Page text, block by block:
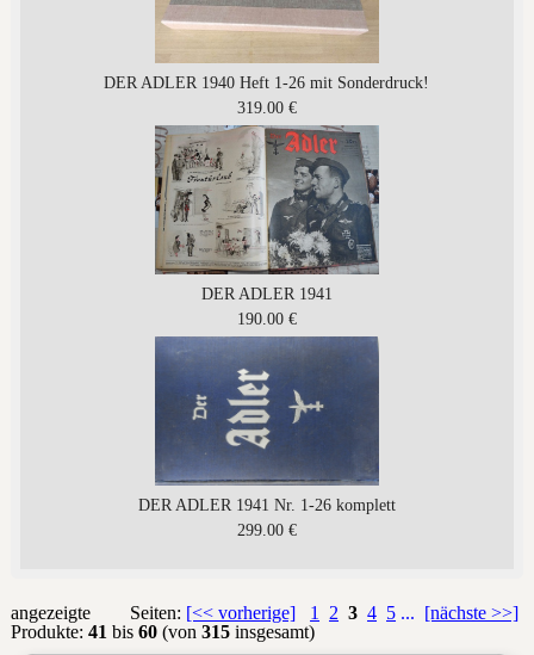
DER ADLER 1940 Heft 1-26 mit Sonderdruck!
319.00 €
DER ADLER 1941
190.00 €
DER ADLER 1941 Nr. 1-26 komplett
299.00 €
Seiten: [<< vorherige] 1 2 3 4 5 ... [nächste >>]
angezeigte
Produkte: 41 bis 60(von 315insgesamt)